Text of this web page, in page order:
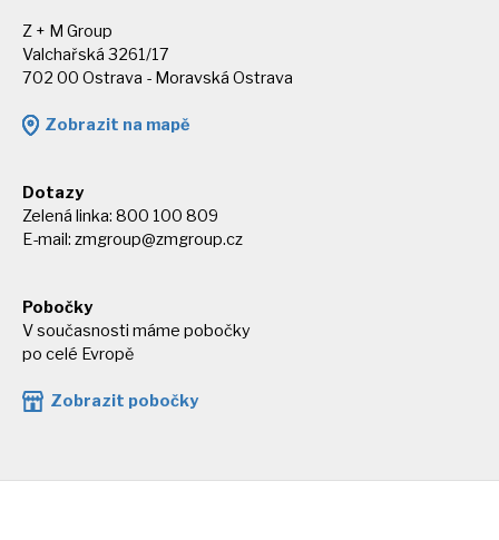
Z + M Group
Valchařská 3261/17
702 00 Ostrava - Moravská Ostrava
Zobrazit na mapě
Dotazy
Zelená linka: 800 100 809
E-mail: zmgroup@zmgroup.cz
Pobočky
V současnosti máme pobočky
po celé Evropě
Zobrazit pobočky